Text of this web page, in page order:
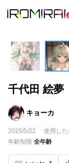
千代田 絵夢
キョーカ
2025/5/22 使用した
年齢制限 全年齢